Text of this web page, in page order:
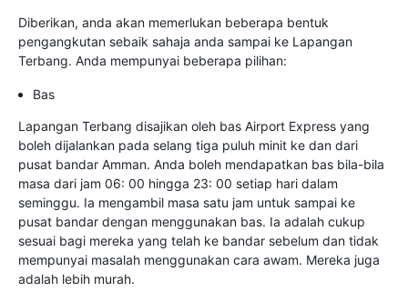
Diberikan, anda akan memerlukan beberapa bentuk
pengangkutan sebaik sahaja anda sampai ke Lapangan
Terbang. Anda mempunyai beberapa pilihan:
Bas
Lapangan Terbang disajikan oleh bas Airport Express yang
boleh dijalankan pada selang tiga puluh minit ke dan dari
pusat bandar Amman. Anda boleh mendapatkan bas bila-bila
masa dari jam 06: 00 hingga 23: 00 setiap hari dalam
seminggu. Ia mengambil masa satu jam untuk sampai ke
pusat bandar dengan menggunakan bas. Ia adalah cukup
sesuai bagi mereka yang telah ke bandar sebelum dan tidak
mempunyai masalah menggunakan cara awam. Mereka juga
adalah lebih murah.